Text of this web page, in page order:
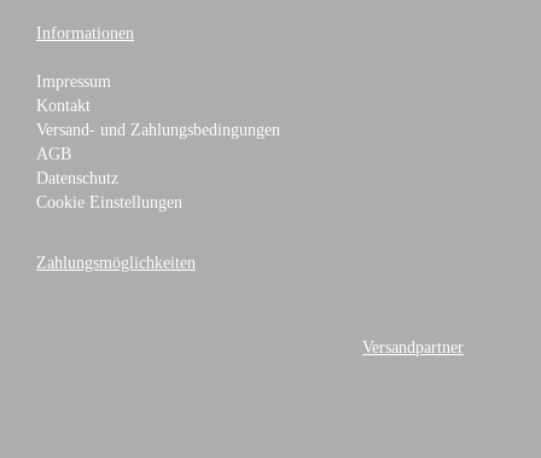
Informationen
Impressum
Kontakt
Versand- und Zahlungsbedingungen
AGB
Datenschutz
Cookie Einstellungen
Zahlungsmöglichkeiten
Versandpartner